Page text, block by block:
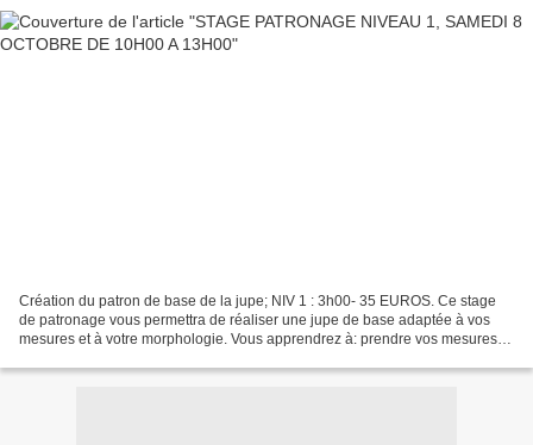
Création du patron de base de la jupe; NIV 1 : 3h00- 35 EUROS. Ce stage
de patronage vous permettra de réaliser une jupe de base adaptée à vos
mesures et à votre morphologie. Vous apprendrez à: prendre vos mesures